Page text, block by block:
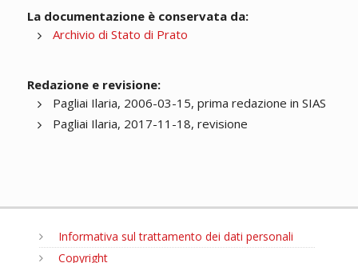
La documentazione è conservata da:
Archivio di Stato di Prato
Redazione e revisione:
Pagliai Ilaria, 2006-03-15, prima redazione in SIAS
Pagliai Ilaria, 2017-11-18, revisione
Informativa sul trattamento dei dati personali
Copyright